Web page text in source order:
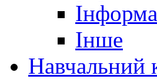
Інше
Навчальний